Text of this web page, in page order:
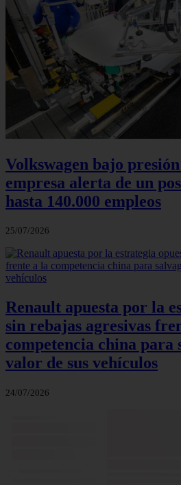
Volkswagen bajo
empresa alerta de un
hasta 140.000 empleos
25/07/2026
Renault apuesta por la
sin rebajas agresivas
competencia china para
valor de sus vehículos
24/07/2026